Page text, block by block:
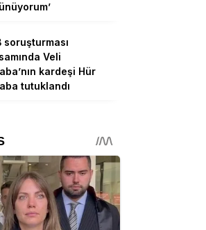
soruşturması
Veli
kardeşi Hür
tutuklandı